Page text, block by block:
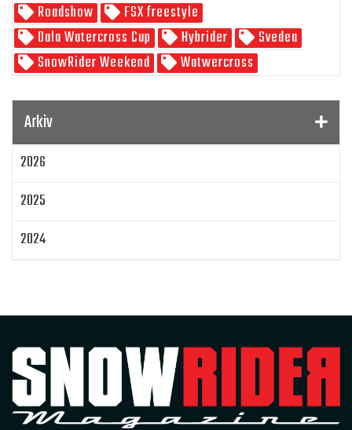
Roadshow
FSX freestyle
Dala Watercross Cup
Hybrider
Svedea
SnowRider Weekend
Watwercross
SnowRider Hoddie
pDrive
Klim
IQ Trippeln
Original ECU
Loggning Mappning
MapTun
Encylindrig tvåtaktsmotor med EBK
Snowrider Magazine
Bromsning av bensin
Det encylindriga undret
Arkiv
2026
2025
2024
2022
2021
2020